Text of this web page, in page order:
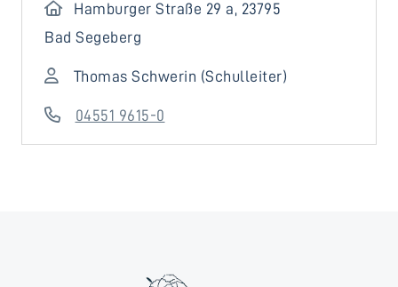
Hamburger Straße 29 a, 23795
Bad Segeberg
Thomas Schwerin (Schulleiter)
04551 9615-0